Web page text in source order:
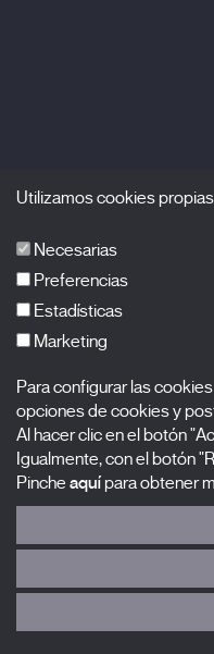
Utilizamos cookies
Necesarias
Preferencias
Estadísticas
Marketing
Para configurar las
opciones de cookies y
Al hacer clic en el botón
Igualmente, con el botón
Pinche aquí para obtener